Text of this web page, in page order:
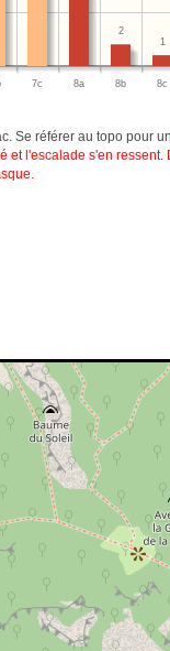
7c 8a 8b 8c
1
2
Se référer au topo pour
et l'escalade s'en ressent.